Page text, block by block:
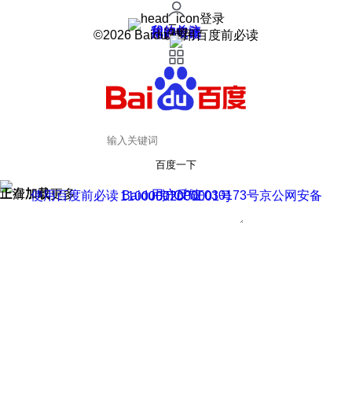
登录
我的关注
我的收藏
皮肤中心
用户反馈
设置
©2026 Baidu 使用百度前必读
百度一下
正在加载
上滑加载更多 用户反馈
使用百度前必读 Baidu 京ICP证030173号
京公网安备11000002000001号